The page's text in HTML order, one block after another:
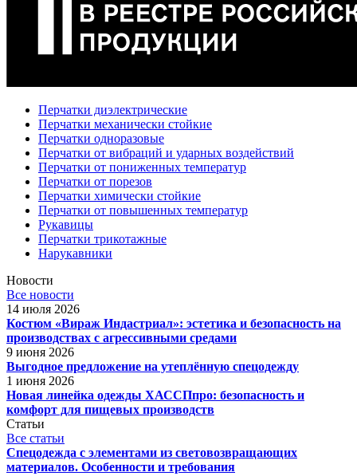
Перчатки диэлектрические
Перчатки механически стойкие
Перчатки одноразовые
Перчатки от вибраций и ударных воздействий
Перчатки от пониженных температур
Перчатки от порезов
Перчатки химически стойкие
Перчатки от повышенных температур
Рукавицы
Перчатки трикотажные
Нарукавники
Новости
Все новости
14 июля 2026
Костюм «Вираж Индастриал»: эстетика и безопасность на
производствах с агрессивными средами
9 июня 2026
Выгодное предложение на утеплённую спецодежду
1 июня 2026
Новая линейка одежды ХАССПпро: безопасность и
комфорт для пищевых производств
Статьи
Все статьи
Спецодежда с элементами из световозвращающих
материалов. Особенности и требования